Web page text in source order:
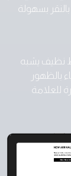
بسهولة
نظيف يشبه
بالظهور
للعلامة